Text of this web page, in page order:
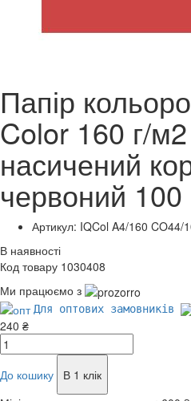
Папір
Color 160 г/
насичений
червоний 100
Артикул: IQCol A4/160 CO44/
В наявності
Код товару 1030408
Ми працюємо з
Для оптових замовників
240 ₴
До кошику
В 1 клік